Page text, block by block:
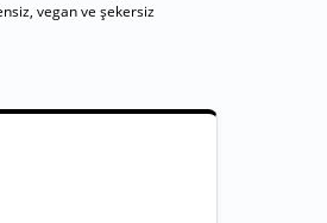
vegan ve şekersiz